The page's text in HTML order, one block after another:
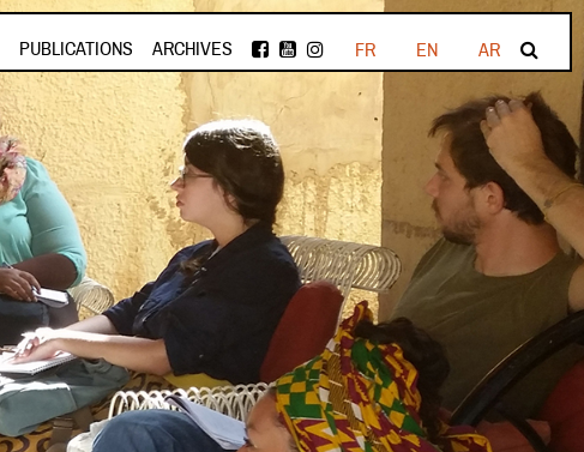
PUBLICATIONS ARCHIVES FR EN AR